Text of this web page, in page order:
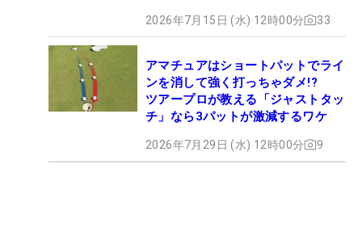
2026年7月15日 (水) 12時00分 33
アマチュアはショートパットでライ
ンを消して強く打っちゃダメ!?
ツアープロが教える「ジャストタッ
チ」なら3パットが激減するワケ
2026年7月29日 (水) 12時00分 9